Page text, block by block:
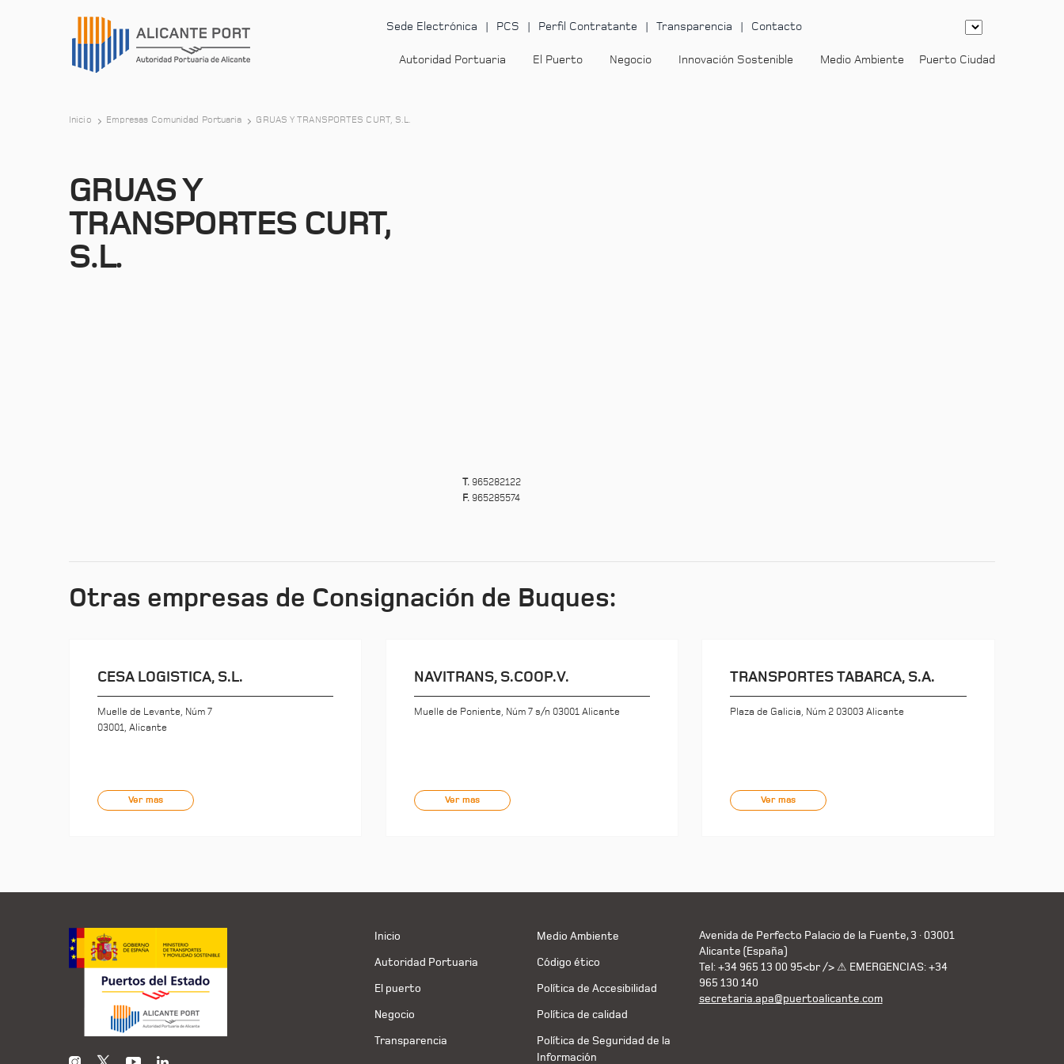
Sede Electrónica PCS Perfil Contratante Transparencia Contacto
Autoridad Portuaria El Puerto Negocio Innovación Sostenible Medio Ambiente Puerto Ciudad
Inicio Empresas Comunidad Portuaria GRUAS Y TRANSPORTES CURT, S.L.
GRUAS Y
TRANSPORTES CURT,
S.L.
T. 965282122
F. 965285574
Otras empresas de Consignación de Buques:
CESA LOGISTICA, S.L.
Muelle de Levante, Núm 7
03001, Alicante
Ver mas
NAVITRANS, S.COOP.V.
Muelle de Poniente, Núm 7 s/n 03001 Alicante
Ver mas
TRANSPORTES TABARCA, S.A.
Plaza de Galicia, Núm 2 03003 Alicante
Ver mas
Inicio
Autoridad Portuaria
El puerto
Negocio
Transparencia
Medio Ambiente
Código ético
Política de Accesibilidad
Política de calidad
Política de Seguridad de la
Información
Avenida de Perfecto Palacio de la Fuente, 3 · 03001
Alicante (España)
Tel: +34 965 13 00 95<br /> ⚠ EMERGENCIAS: +34
965 130 140
secretaria.apa@puertoalicante.com